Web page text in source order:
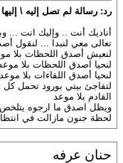
رد: رسالة لم تصل إليه \ إليها
أناديك أنت .. وإليك انت ...
تعالى معي لنبدا ... لنقول
لنعيش أصدق اللحظات بلا
لنحيا اصدق اللحظات بلا
لنحيا أصدق اللقاءات بلا موعد
لتفاجئ بيتي بورود تحمل كل
القادم بلا موعد
ويظل اصدق ما ارجوه
لحظة جنون مازالت في
حنان عرفه